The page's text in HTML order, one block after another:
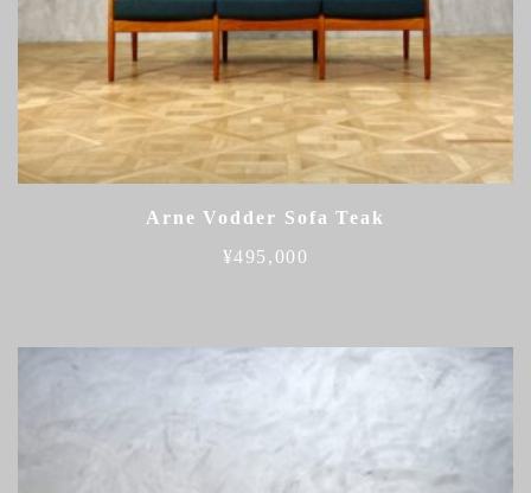
Arne Vodder Sofa Teak
¥495,000